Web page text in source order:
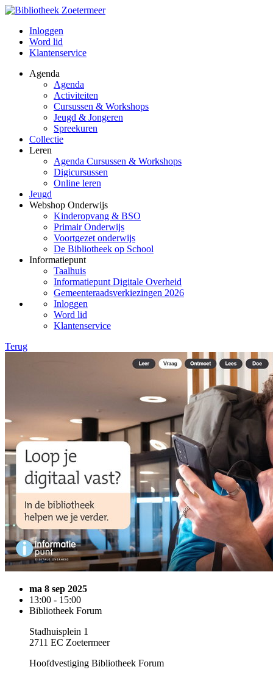
Inloggen
Word lid
Klantenservice
Agenda
Agenda
Activiteiten
Cursussen & Workshops
Jeugd & Jongeren
Spreekuren
Collectie
Leren
Agenda Cursussen & Workshops
Digicursussen
Online leren
Jeugd
Webshop Onderwijs
Kinderopvang & BSO
Primair Onderwijs
Voortgezet onderwijs
De Bibliotheek op School
Informatiepunt
Taalhuis
Informatiepunt Digitale Overheid
Gemeenteraadsverkiezingen 2026
Inloggen
Word lid
Klantenservice
Terug
ma 8 sep 2025
13:00 - 15:00
Bibliotheek Forum
Stadhuisplein 1
2711 EC Zoetermeer
Hoofdvestiging Bibliotheek Forum